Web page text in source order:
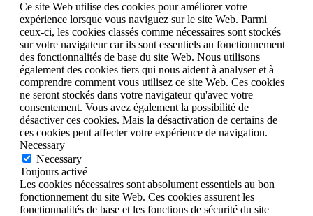
Ce site Web utilise des cookies pour améliorer votre
expérience lorsque vous naviguez sur le site Web. Parmi
ceux-ci, les cookies classés comme nécessaires sont stockés
sur votre navigateur car ils sont essentiels au fonctionnement
des fonctionnalités de base du site Web. Nous utilisons
également des cookies tiers qui nous aident à analyser et à
comprendre comment vous utilisez ce site Web. Ces cookies
ne seront stockés dans votre navigateur qu'avec votre
consentement. Vous avez également la possibilité de
désactiver ces cookies. Mais la désactivation de certains de
ces cookies peut affecter votre expérience de navigation.
Necessary
Necessary
Toujours activé
Les cookies nécessaires sont absolument essentiels au bon
fonctionnement du site Web. Ces cookies assurent les
fonctionnalités de base et les fonctions de sécurité du site